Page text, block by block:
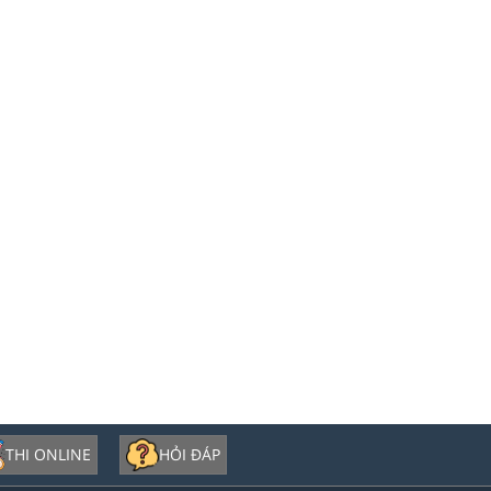
THI ONLINE HỎI ĐÁP